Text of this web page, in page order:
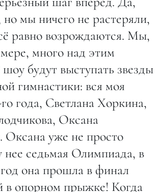
мы ничего не растеряли,
равно возрождаются. Мы,
много над этим
будут выступать звезды
гимнастики: вся моя
года, Светлана Хоркина,
Оксана
Оксана уже не просто
нее седьмая Олимпиада, в
она прошла в финал
в опорном прыжке! Когда